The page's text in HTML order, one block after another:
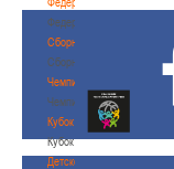
Федерация
Сборные
Сборные
Чемпионат
Чемпионат
Кубок
Кубок
Детско-